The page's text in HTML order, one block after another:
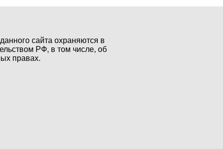
сайта охраняются в
РФ, в том числе, об
правах.